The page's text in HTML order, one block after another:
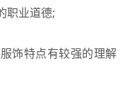
业道德;
饰特点有较强的理解